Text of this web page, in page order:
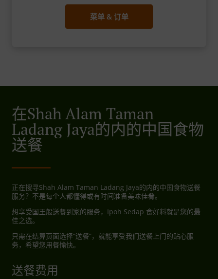
菜单 & 订单
在Shah Alam Taman
Ladang Jaya的内的中国食物
送餐
正在搜寻Shah Alam Taman Ladang Jaya的内的中国食物送餐
服务？不是每个人都懂得或有时间准备美味佳肴。
想享受国王般送餐到家的服务，Ipoh Sedap 食好料就是您的最
佳之选。
只需在结算页面选择“送餐”，就能享受我们送餐上门的贴心服
务，希望您用餐愉快。
送餐费用